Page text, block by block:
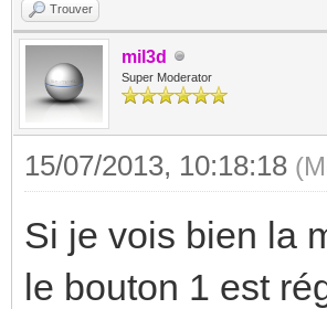
Trouver
mil3d
Super Moderator
15/07/2013, 10:18:18
Si je vois bien la
le bouton 1 est